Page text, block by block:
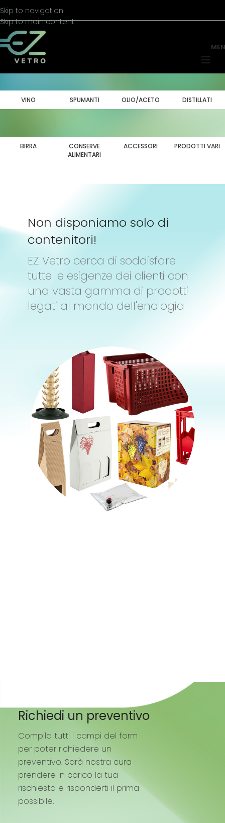
Skip to navigation
Skip to main content
VINO SPUMANTI OLIO/ACETO DISTILLATI
BIRRA
CONSERVE
ALIMENTARI
ACCESSORI PRODOTTI VARI
Non disponiamo solo di
contenitori!
EZ Vetro cerca di soddisfare
tutte le esigenze dei clienti con
una vasta gamma di prodotti
legati al mondo dell'enologia
Richiedi un preventivo
Compila tutti i campi del form
per poter richiedere un
preventivo. Sarà nostra cura
prendere in carico la tua
rischiesta e risponderti il prima
possibile.